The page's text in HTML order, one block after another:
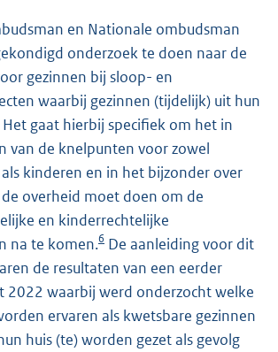
en Nationale ombudsman
onderzoek te doen naar de
gezinnen bij sloop- en
waarbij gezinnen (tijdelijk) uit hun
gaat hierbij specifiek om het in
van de knelpunten voor zowel
kinderen en in het bijzonder over
overheid moet doen om de
en kinderrechtelijke
na te komen.6 De aanleiding voor dit
de resultaten van een eerder
2022 waarbij werd onderzocht welke
ervaren als kwetsbare gezinnen
huis (te) worden gezet als gevolg